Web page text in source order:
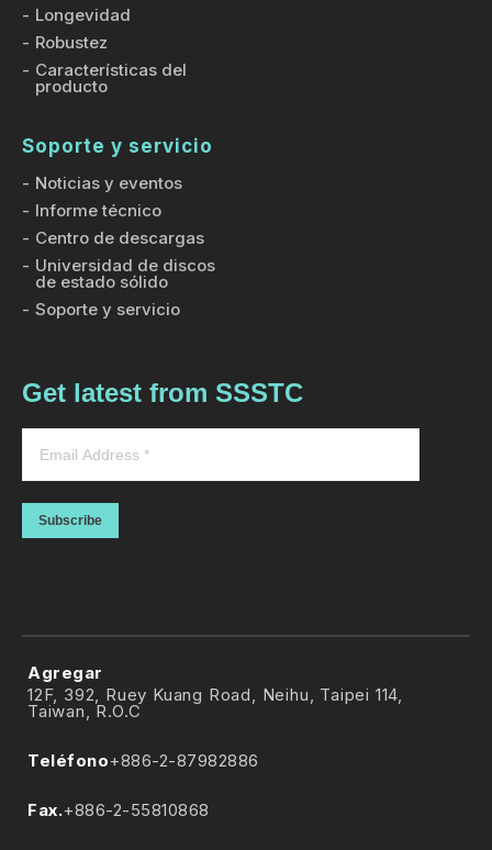
Longevidad
Robustez
Características del
producto
Soporte y servicio
Noticias y eventos
Informe técnico
Centro de descargas
Universidad de discos
de estado sólido
Soporte y servicio
Get latest from SSSTC
Subscribe
Agregar
12F, 392, Ruey Kuang Road, Neihu, Taipei 114,
Taiwan, R.O.C
Teléfono+886-2-87982886
Fax.+886-2-55810868